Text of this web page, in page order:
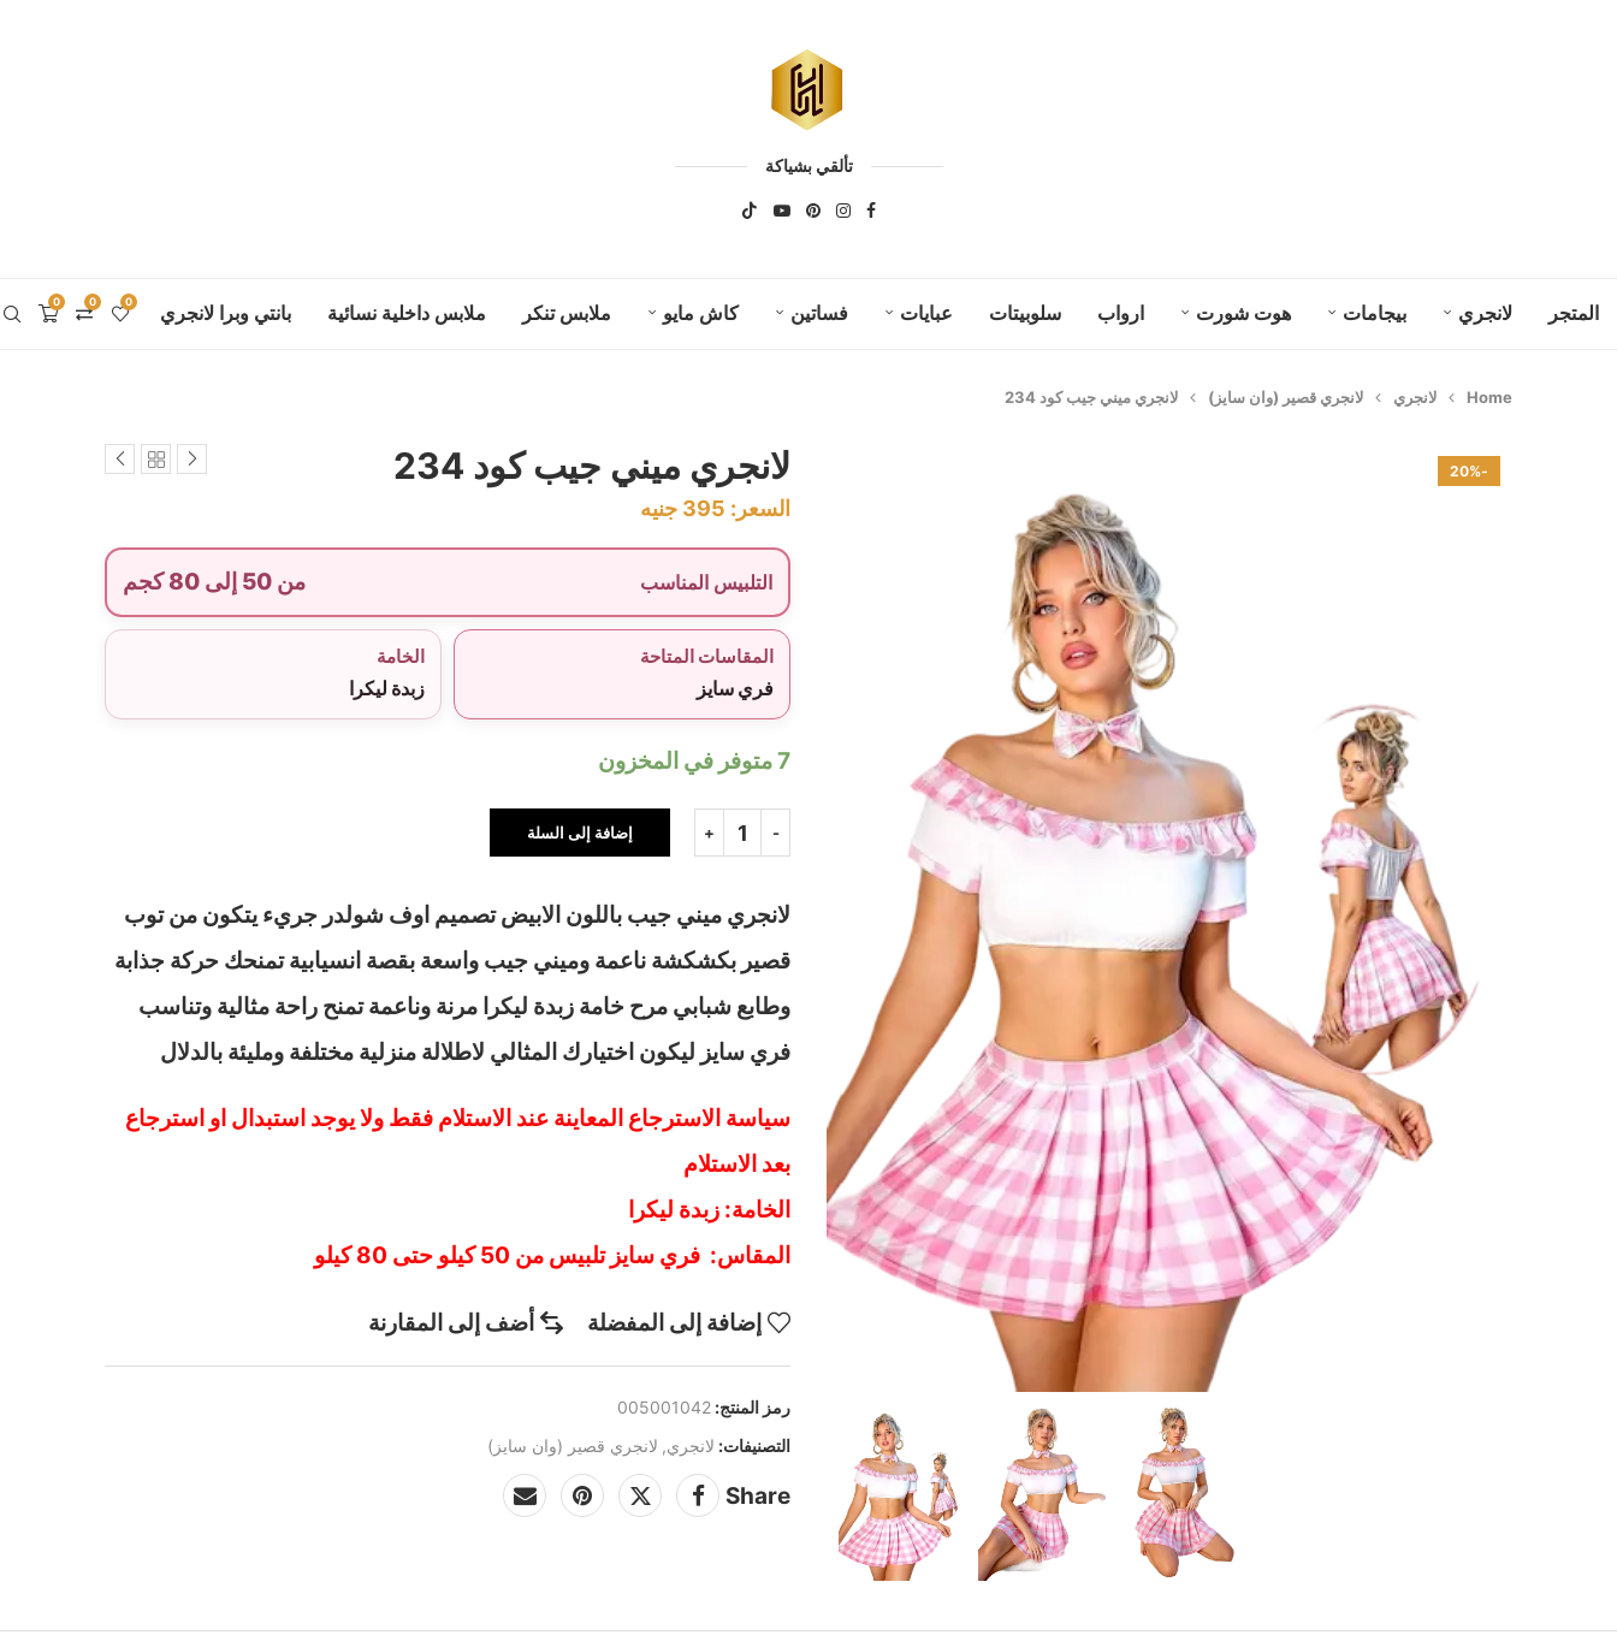
تألقي بشياكة
المتجر لانجري بيجامات هوت شورت ارواب سلوبيتات عبايات فساتين كاش مايو ملابس تنكر ملابس داخلية نسائية بانتي وبرا لانجري 0 0 0
Home لانجري لانجري قصير (وان سايز) لانجري ميني جيب كود 234
-20% لانجري ميني جيب كود 234
السعر: 395 جنيه
التلبيس المناسب من 50 إلى 80 كجم
المقاسات المتاحة
فري سايز
الخامة
زبدة ليكرا
7 متوفر في المخزون
إضافة إلى السلة
لانجري ميني جيب باللون الابيض تصميم اوف شولدر جريء يتكون من توب
قصير بكشكشة ناعمة وميني جيب واسعة بقصة انسيابية تمنحك حركة جذابة
وطابع شبابي مرح خامة زبدة ليكرا مرنة وناعمة تمنح راحة مثالية وتناسب
فري سايز ليكون اختيارك المثالي لاطلالة منزلية مختلفة ومليئة بالدلال
سياسة الاسترجاع المعاينة عند الاستلام فقط ولا يوجد استبدال او استرجاع
بعد الاستلام
الخامة: زبدة ليكرا
المقاس: فري سايز تلبيس من 50 كيلو حتى 80 كيلو
إضافة إلى المفضلة أضف إلى المقارنة
رمز المنتج: 005001042
التصنيفات: لانجري, لانجري قصير (وان سايز)
Share